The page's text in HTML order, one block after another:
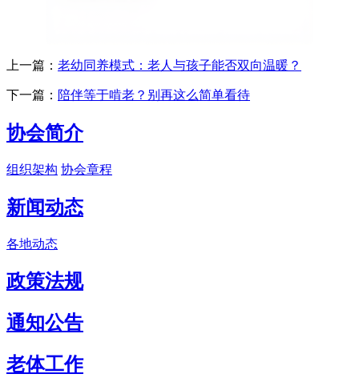
上一篇： 老幼同养模式：老人与孩子能否双向温暖？
下一篇： 陪伴等于啃老？别再这么简单看待
协会简介
组织架构 协会章程
新闻动态
各地动态
政策法规
通知公告
老体工作